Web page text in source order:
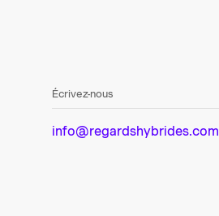
Écrivez-nous
info@regardshybrides.com